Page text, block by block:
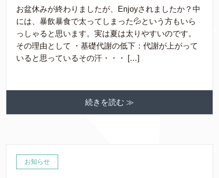
お盆休みが終わりましたが、Enjoyされましたか？中
には、暴飲暴食で太ってしまった💦という方もいら
っしゃると思います。実は夏は太りやすいのです。
その理由として ・基礎代謝の低下：代謝が上がって
いると思っているその汗・・・ […]
続きを読む ≫
お知らせ